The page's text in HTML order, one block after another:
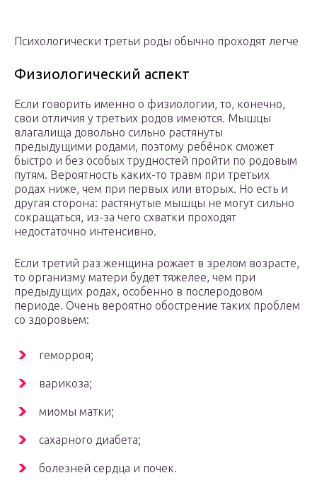
Психологически третьи роды обычно проходят легче
Физиологический аспект
Если говорить именно о физиологии, то, конечно,
свои отличия у третьих родов имеются. Мышцы
влагалища довольно сильно растянуты
предыдущими родами, поэтому ребёнок сможет
быстро и без особых трудностей пройти по родовым
путям. Вероятность каких-то травм при третьих
родах ниже, чем при первых или вторых. Но есть и
другая сторона: растянутые мышцы не могут сильно
сокращаться, из-за чего схватки проходят
недостаточно интенсивно.
Если третий раз женщина рожает в зрелом возрасте,
то организму матери будет тяжелее, чем при
предыдущих родах, особенно в послеродовом
периоде. Очень вероятно обострение таких проблем
со здоровьем:
геморроя;
варикоза;
миомы матки;
сахарного диабета;
болезней сердца и почек.